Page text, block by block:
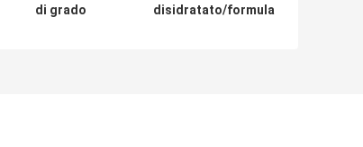
di grado
disidratato/formula